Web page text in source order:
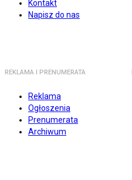
Kontakt
Napisz do nas
REKLAMA I PRENUMERATA
Reklama
Ogłoszenia
Prenumerata
Archiwum